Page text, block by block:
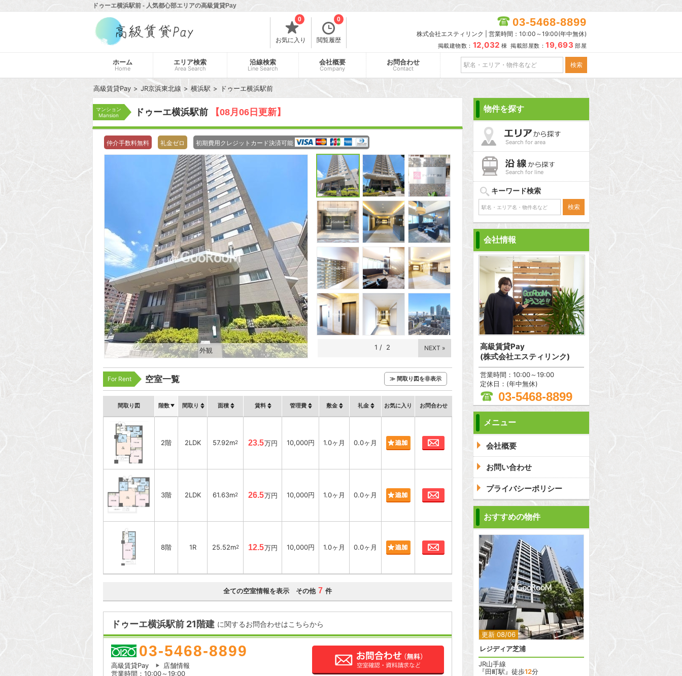
ドゥーエ横浜駅前 - 人気都心部エリアの高級賃貸Pay
お気に入り
0
閲覧履歴
0 03-5468-8899
株式会社エスティリンク | 営業時間：10:00～19:00(年中無休)
掲載建物数： 12,032 棟 掲載部屋数： 19,693 部屋
ホーム
Home
エリア検索
Area Search
沿線検索
Line Search
会社概要
Company
お問合わせ
Contact
高級賃貸Pay JR京浜東北線 横浜駅 ドゥーエ横浜駅前
マンション
Mansion
ドゥーエ横浜駅前 【08月06日更新】
仲介手数料無料 礼金ゼロ 初期費用クレジットカード決済可能
外観 1 / 2 NEXT »
For Rent 空室一覧 ≫ 間取り図を非表示
間取り図 階数 間取り 面積 賃料 管理費 敷金 礼金 お気に入り お問合わせ
2階 2LDK 57.92m2 23.5万円 10,000円 1.0ヶ月 0.0ヶ月
3階 2LDK 61.63m2 26.5万円 10,000円 1.0ヶ月 0.0ヶ月 お問合わせ
8階 1R 25.52m2 12.5万円 10,000円 1.0ヶ月 0.0ヶ月
全ての空室情報を表示 その他 7 件
ドゥーエ横浜駅前 21階建 に関するお問合わせはこちらから
03-5468-8899
高級賃貸Pay
店舗情報
営業時間：10:00～19:00
物件を探す
Search for area
Search for line
キーワード検索
会社情報
高級賃貸Pay
(株式会社エスティリンク)
営業時間：10:00～19:00
定休日：(年中無休)
03-5468-8899
メニュー
会社概要
お問い合わせ
プライバシーポリシー
おすすめの物件
更新 08/06
2 2
レジディア芝浦
JR山手線
『田町駅』徒歩12分